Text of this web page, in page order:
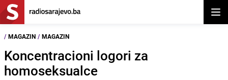
/ MAGAZIN / MAGAZIN
Koncentracioni logori za
homoseksualce